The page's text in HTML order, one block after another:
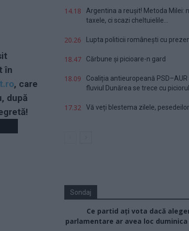
în
, care
după
14.18
Argentina a reușit! Metoda Milei:
taxele, ci scazi cheltuielile...
20.26 Lupta politicii românești cu
18.47 Cărbune și picioare-n gard
18.09
Coaliția antieuropeană PSD–AUR
fluviul Dunărea se trece cu
17.32 Vă veți blestema zilele,
Sondaj
Ce partid ați vota dacă
parlamentare ar avea loc